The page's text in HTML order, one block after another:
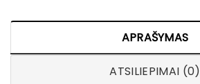
APRAŠYMAS
ATSILIEPIMAI (0)